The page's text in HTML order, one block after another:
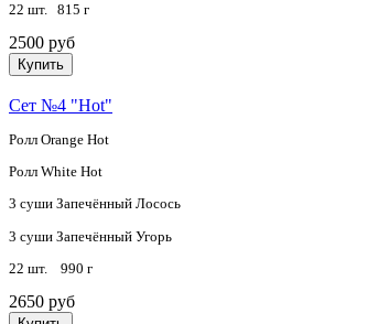
22 шт. 815 г
2500 руб
Купить
Сет №4 "Hot"
Ролл Orange Hot
Ролл White Hot
3 суши Запечённый Лосось
3 суши Запечённый Угорь
22 шт. 990 г
2650 руб